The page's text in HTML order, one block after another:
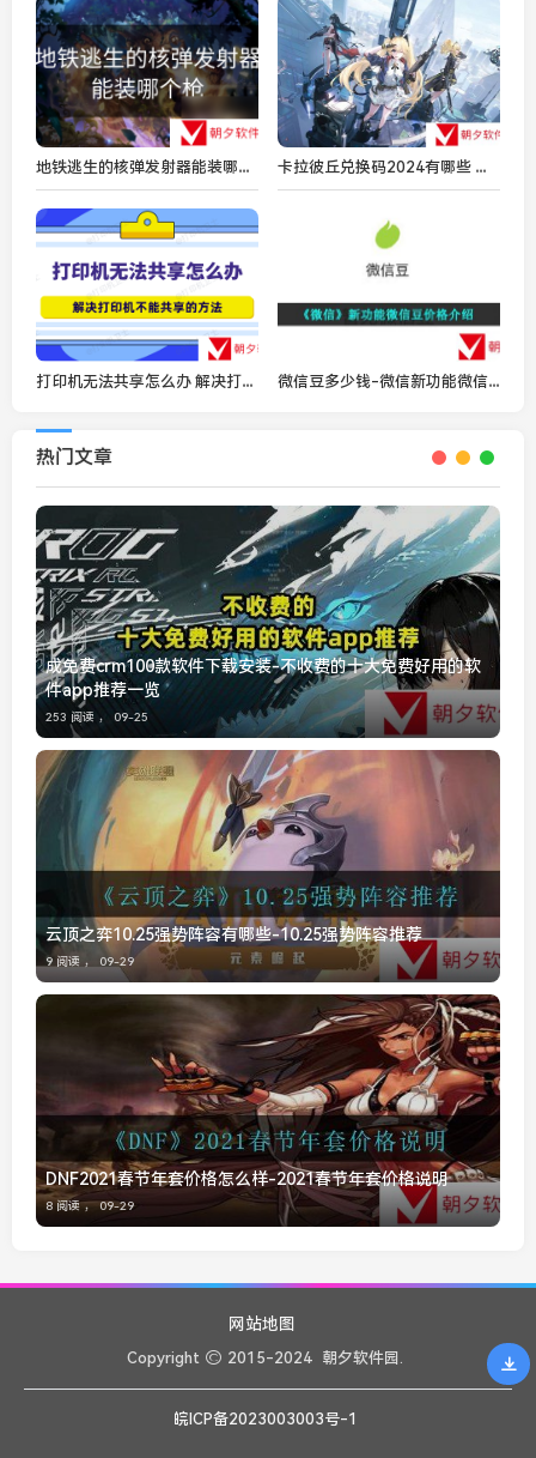
地铁逃生的核弹发射器能装哪个枪 卡拉彼丘兑换码2024有哪些 卡拉彼丘兑换码2024永久有效
打印机无法共享怎么办 解决打印机不能共享的方法 微信豆多少钱-微信新功能微信豆价格介绍
热门文章
成免费crm100款软件下载安装-不收费的十大免费好用的软
件app推荐一览
253 阅读 ， 09-25
云顶之弈10.25强势阵容有哪些-10.25强势阵容推荐
9 阅读 ， 09-29
DNF2021春节年套价格怎么样-2021春节年套价格说明
8 阅读 ， 09-29
网站地图
Copyright 2015-2024 朝夕软件园.
皖ICP备2023003003号-1